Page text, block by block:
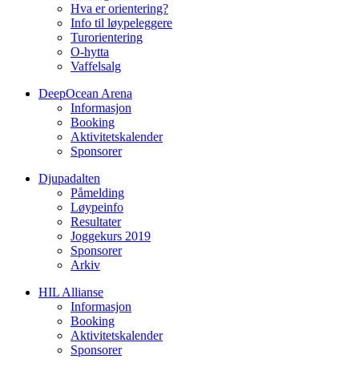
Hva er orientering?
Info til løypeleggere
Turorientering
O-hytta
Vaffelsalg
DeepOcean Arena
Informasjon
Booking
Aktivitetskalender
Sponsorer
Djupadalten
Påmelding
Løypeinfo
Resultater
Joggekurs 2019
Sponsorer
Arkiv
HIL Allianse
Informasjon
Booking
Aktivitetskalender
Sponsorer